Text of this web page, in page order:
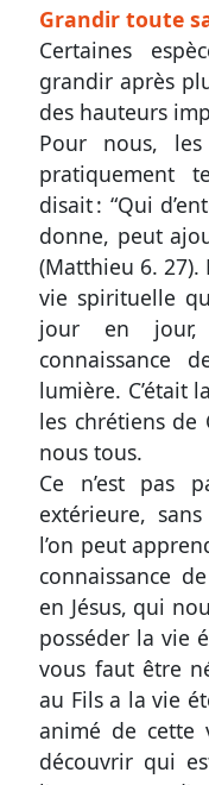
Grandir toute
Certaines
grandir après
des hauteurs
Pour nous,
pratiquement
disait : “Qui
donne, peut
(Matthieu 6. 27).
vie spirituelle
jour en
connaissance
lumière. C’était
les chrétiens de
nous tous.
Ce n’est pas
extérieure,
l’on peut
connaissance
en Jésus, qui
posséder la vie
vous faut être
au Fils a la vie
animé de cette
découvrir qui
Exemplaire
papier
Nous
contacter
Proposer
un
texte
Une
question
?
Une
réaction
?
Signaler
une
erreur